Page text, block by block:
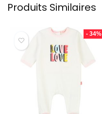
Produits Similaires
- 34%